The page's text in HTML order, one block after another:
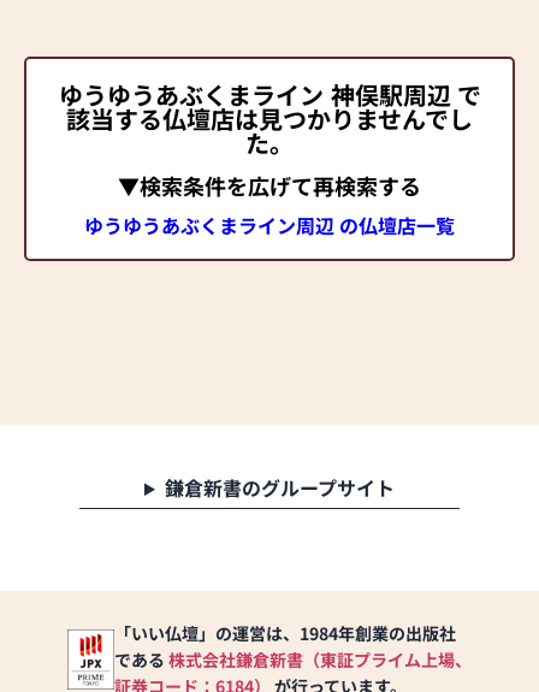
ゆうゆうあぶくまライン 神俣駅周辺 で
該当する仏壇店は見つかりませんでし
た。
▼検索条件を広げて再検索する
ゆうゆうあぶくまライン周辺 の仏壇店一覧
鎌倉新書のグループサイト
「いい仏壇」の運営は、1984年創業の出版社
である 株式会社鎌倉新書（東証プライム上場、
証券コード：6184） が行っています。